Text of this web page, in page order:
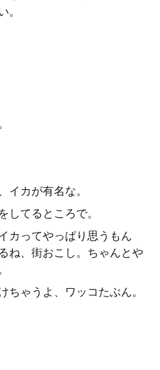
。
イカが有名な。
してるところで。
カってやっぱり思うもん
ね、街おこし。ちゃんとや
ちゃうよ、ワッコたぶん。